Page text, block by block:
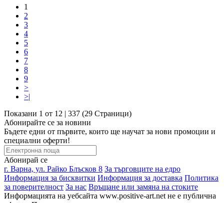
1
2
3
4
5
6
7
8
9
>
>|
Показани 1 от 12 | 337 (29 Страници)
Абонирайте се за новини
Бъдете едни от първите, които ще научат за нови промоции и
специални оферти!
Абонирай се
г. Варна, ул. Райко Блъсков 8 За търговците на едро
Информация за бисквитки Информация за доставка Политика
за поверителност За нас Връщане или замяна на стоките
Информацията на уебсайта www.positive-art.net не е публична